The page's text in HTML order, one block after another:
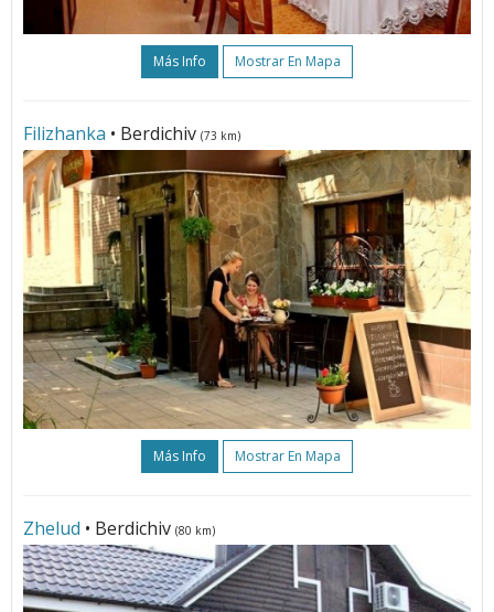
Más Info Mostrar En Mapa
Filizhanka • Berdichiv (73 km)
Más Info Mostrar En Mapa
Zhelud • Berdichiv (80 km)